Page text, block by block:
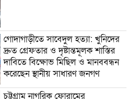
গোদাগাড়ীতে সাবেদুল হত্যা: খুনিদের
দ্রুত গ্রেফতার ও দৃষ্টান্তমূলক শাস্তির
দাবিতে বিক্ষোভ মিছিল ও মানববন্ধন
করেছেন স্থানীয় সাধারণ জনগণ
চট্টগ্রাম নাগরিক ফোরামের